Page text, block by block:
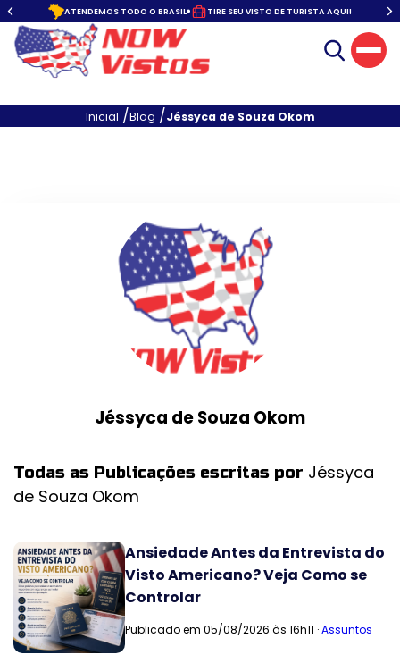
ATENDEMOS TODO O BRASIL TIRE SEU VISTO DE TURISTA AQUI!
Inicial /Blog /Jéssyca de Souza Okom
Jéssyca de Souza Okom
Todas as Publicações escritas por Jéssyca
de Souza Okom
Ansiedade Antes da Entrevista do
Visto Americano? Veja Como se
Controlar
Publicado em 05/08/2026 às 16h11 ·Assuntos